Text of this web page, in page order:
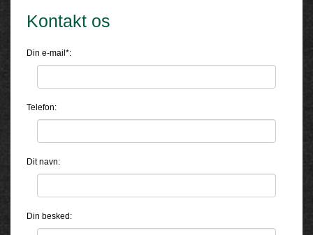
Kontakt os
Din e-mail*:
Telefon:
Dit navn:
Din besked: